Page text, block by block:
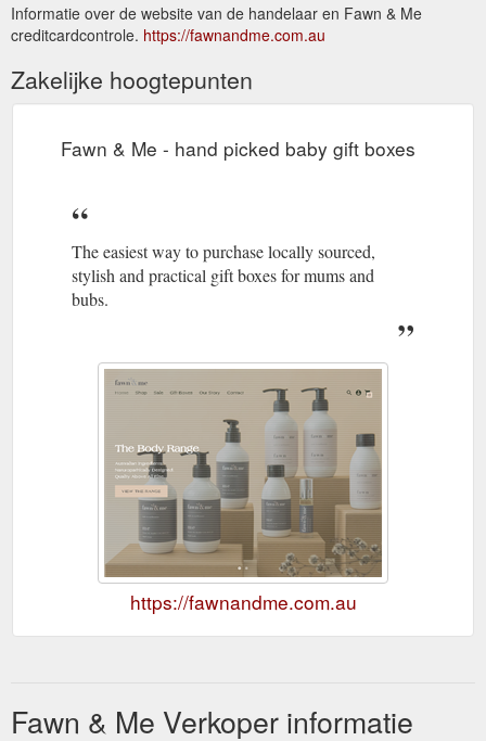
Informatie over de website van de handelaar en Fawn & Me
creditcardcontrole. https://fawnandme.com.au
Zakelijke hoogtepunten
Fawn & Me - hand picked baby gift boxes
The easiest way to purchase locally sourced,
stylish and practical gift boxes for mums and
bubs.
https://fawnandme.com.au
Fawn & Me Verkoper informatie